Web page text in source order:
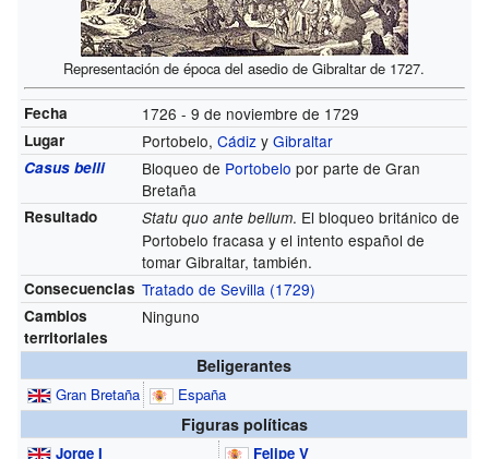
Representación de época del asedio de Gibraltar de 1727.
Fecha 1726 - 9 de noviembre de 1729
Lugar Portobelo,Cádiz yGibraltar
Casus belli Bloqueo de Portobelo por parte de Gran
Bretaña
Resultado Statu quo ante bellum. El bloqueo británico de
Portobelo fracasa y el intento español de
tomar Gibraltar, también.
Consecuencias Tratado de Sevilla (1729)
Cambios
territoriales
Ninguno
Beligerantes
Gran Bretaña España
Figuras políticas
Jorge I
Felipe V